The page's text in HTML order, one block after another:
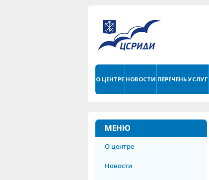
О ЦЕНТРЕ НОВОСТИ ПЕРЕЧЕНЬ УСЛУГ
МЕНЮ
О центре
Новости